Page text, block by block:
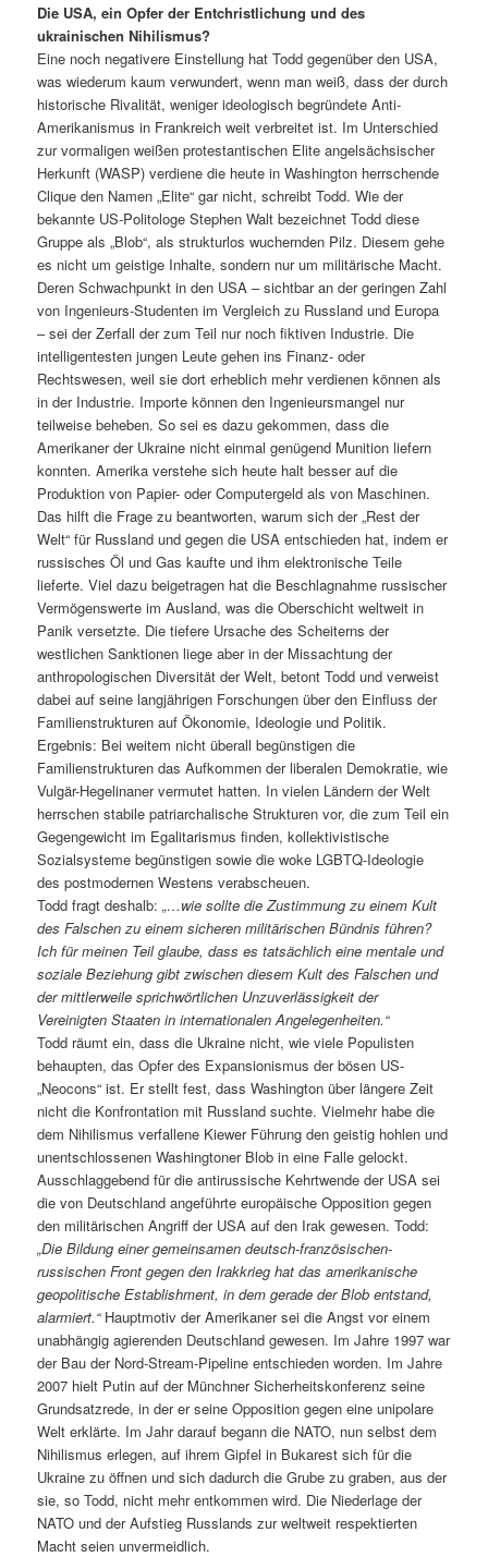
Die USA, ein Opfer der Entchristlichung und des
ukrainischen Nihilismus?
Eine noch negativere Einstellung hat Todd gegenüber den USA,
was wiederum kaum verwundert, wenn man weiß, dass der durch
historische Rivalität, weniger ideologisch begründete Anti-
Amerikanismus in Frankreich weit verbreitet ist. Im Unterschied
zur vormaligen weißen protestantischen Elite angelsächsischer
Herkunft (WASP) verdiene die heute in Washington herrschende
Clique den Namen „Elite“ gar nicht, schreibt Todd. Wie der
bekannte US-Politologe Stephen Walt bezeichnet Todd diese
Gruppe als „Blob“, als strukturlos wuchernden Pilz. Diesem gehe
es nicht um geistige Inhalte, sondern nur um militärische Macht.
Deren Schwachpunkt in den USA – sichtbar an der geringen Zahl
von Ingenieurs-Studenten im Vergleich zu Russland und Europa
– sei der Zerfall der zum Teil nur noch fiktiven Industrie. Die
intelligentesten jungen Leute gehen ins Finanz- oder
Rechtswesen, weil sie dort erheblich mehr verdienen können als
in der Industrie. Importe können den Ingenieursmangel nur
teilweise beheben. So sei es dazu gekommen, dass die
Amerikaner der Ukraine nicht einmal genügend Munition liefern
konnten. Amerika verstehe sich heute halt besser auf die
Produktion von Papier- oder Computergeld als von Maschinen.
Das hilft die Frage zu beantworten, warum sich der „Rest der
Welt“ für Russland und gegen die USA entschieden hat, indem er
russisches Öl und Gas kaufte und ihm elektronische Teile
lieferte. Viel dazu beigetragen hat die Beschlagnahme russischer
Vermögenswerte im Ausland, was die Oberschicht weltweit in
Panik versetzte. Die tiefere Ursache des Scheiterns der
westlichen Sanktionen liege aber in der Missachtung der
anthropologischen Diversität der Welt, betont Todd und verweist
dabei auf seine langjährigen Forschungen über den Einfluss der
Familienstrukturen auf Ökonomie, Ideologie und Politik.
Ergebnis: Bei weitem nicht überall begünstigen die
Familienstrukturen das Aufkommen der liberalen Demokratie, wie
Vulgär-Hegelinaner vermutet hatten. In vielen Ländern der Welt
herrschen stabile patriarchalische Strukturen vor, die zum Teil ein
Gegengewicht im Egalitarismus finden, kollektivistische
Sozialsysteme begünstigen sowie die woke LGBTQ-Ideologie
des postmodernen Westens verabscheuen.
Todd fragt deshalb: „…wie sollte die Zustimmung zu einem Kult
des Falschen zu einem sicheren militärischen Bündnis führen?
Ich für meinen Teil glaube, dass es tatsächlich eine mentale und
soziale Beziehung gibt zwischen diesem Kult des Falschen und
der mittlerweile sprichwörtlichen Unzuverlässigkeit der
Vereinigten Staaten in internationalen Angelegenheiten.“
Todd räumt ein, dass die Ukraine nicht, wie viele Populisten
behaupten, das Opfer des Expansionismus der bösen US-
„Neocons“ ist. Er stellt fest, dass Washington über längere Zeit
nicht die Konfrontation mit Russland suchte. Vielmehr habe die
dem Nihilismus verfallene Kiewer Führung den geistig hohlen und
unentschlossenen Washingtoner Blob in eine Falle gelockt.
Ausschlaggebend für die antirussische Kehrtwende der USA sei
die von Deutschland angeführte europäische Opposition gegen
den militärischen Angriff der USA auf den Irak gewesen. Todd:
„Die Bildung einer gemeinsamen deutsch-französischen-
russischen Front gegen den Irakkrieg hat das amerikanische
geopolitische Establishment, in dem gerade der Blob entstand,
alarmiert.“Hauptmotiv der Amerikaner sei die Angst vor einem
unabhängig agierenden Deutschland gewesen. Im Jahre 1997 war
der Bau der Nord-Stream-Pipeline entschieden worden. Im Jahre
2007 hielt Putin auf der Münchner Sicherheitskonferenz seine
Grundsatzrede, in der er seine Opposition gegen eine unipolare
Welt erklärte. Im Jahr darauf begann die NATO, nun selbst dem
Nihilismus erlegen, auf ihrem Gipfel in Bukarest sich für die
Ukraine zu öffnen und sich dadurch die Grube zu graben, aus der
sie, so Todd, nicht mehr entkommen wird. Die Niederlage der
NATO und der Aufstieg Russlands zur weltweit respektierten
Macht seien unvermeidlich.